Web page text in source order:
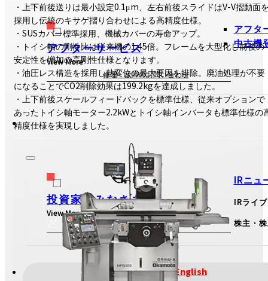
アフターサービス
View More
修理・故障のお問い合わせ
アフタ
中古機
投資家のみなさまへ
View More
IRのお問い合わせ
IRニュ
IRライ
株主・
English
・上下前後送りは最小設定0.1μm、左右前後スライドはV-V摺動面
採用し伝統のキサゲ摺り合わせによる高精度仕様。
・SUSカバー標準採用、機械カバーの寿命アップ。
・トイシ軸の剛性比は従来機の1.45倍。フレームを大型化し前後の
安定性を増加の高剛性仕様となります。
・油圧レス構造を採用し熱変位の最大要因を排除。廃油処理が不要
になることでCO2削除効果は199.2kgを達成しました。
・上下前後スケールフィードバックを標準仕様、従来オプションで
あったトイシ軸モーター2.2kWとトイシ軸インバータも標準仕様の
精度仕様を実現しました。